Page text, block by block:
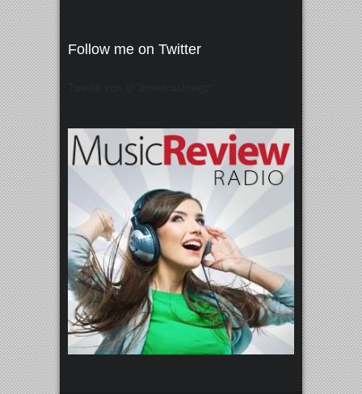
Follow me on Twitter